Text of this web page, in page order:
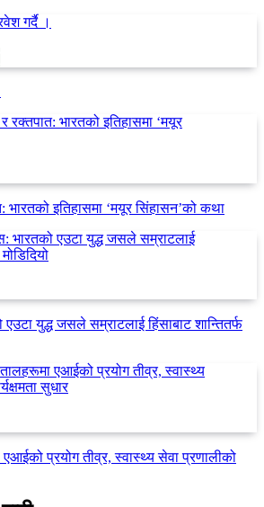
भारतको इतिहासमा ‘मयूर सिंहासन’को कथा
युद्ध जसले सम्राटलाई हिंसाबाट शान्तितर्फ
प्रयोग तीव्र, स्वास्थ्य सेवा प्रणालीको